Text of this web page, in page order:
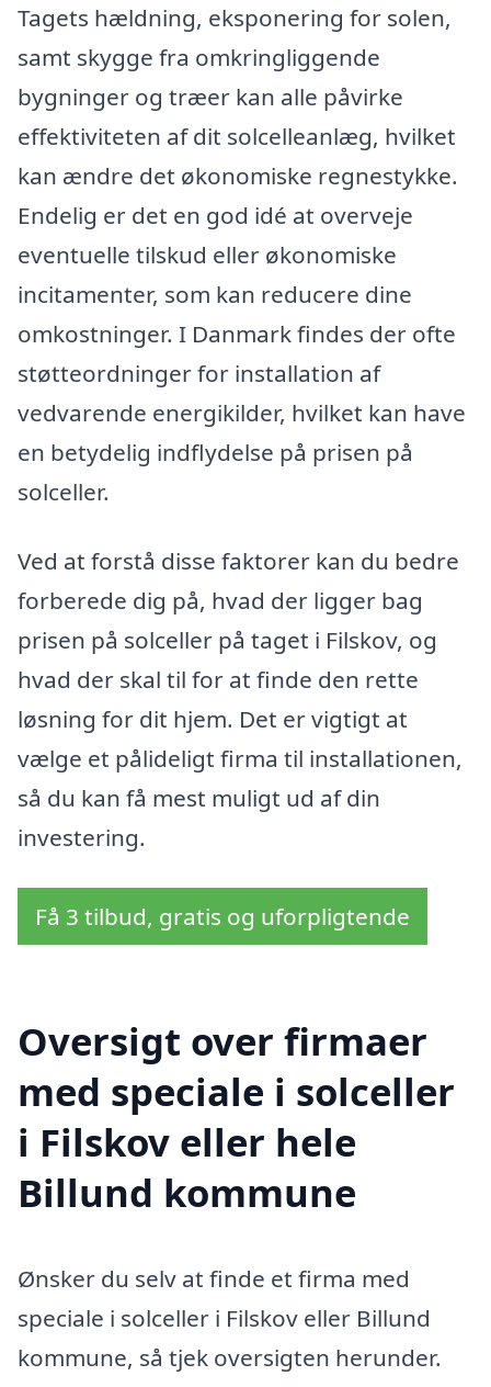
Tagets hældning, eksponering for solen,
samt skygge fra omkringliggende
bygninger og træer kan alle påvirke
effektiviteten af dit solcelleanlæg, hvilket
kan ændre det økonomiske regnestykke.
Endelig er det en god idé at overveje
eventuelle tilskud eller økonomiske
incitamenter, som kan reducere dine
omkostninger. I Danmark findes der ofte
støtteordninger for installation af
vedvarende energikilder, hvilket kan have
en betydelig indflydelse på prisen på
solceller.
Ved at forstå disse faktorer kan du bedre
forberede dig på, hvad der ligger bag
prisen på solceller på taget i Filskov, og
hvad der skal til for at finde den rette
løsning for dit hjem. Det er vigtigt at
vælge et pålideligt firma til installationen,
så du kan få mest muligt ud af din
investering.
Få 3 tilbud, gratis og uforpligtende
Oversigt over firmaer
med speciale i solceller
i Filskov eller hele
Billund kommune
Ønsker du selv at finde et firma med
speciale i solceller i Filskov eller Billund
kommune, så tjek oversigten herunder.